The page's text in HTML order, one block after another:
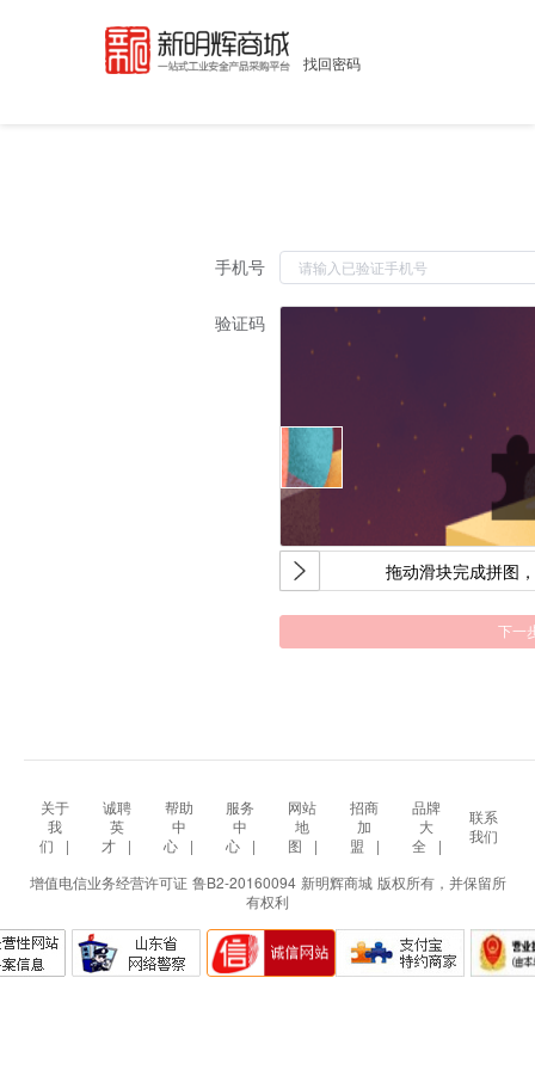
找回密码
手机号
验证码
拖动滑块完成拼图
下一
关于
我
们
|
诚聘
英
才
|
帮助
中
心
|
服务
中
心
|
网站
地
图
|
招商
加
盟
|
品牌
大
全
|
联系
我们
增值电信业务经营许可证 鲁B2-20160094 新明辉商城 版权所有，并保留所
有权利